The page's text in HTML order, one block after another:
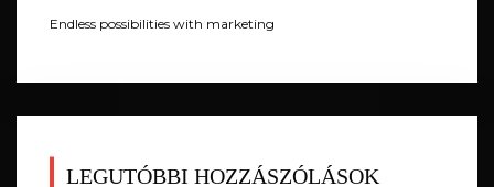
Endless possibilities with marketing
LEGUTÓBBI HOZZÁSZÓLÁSOK